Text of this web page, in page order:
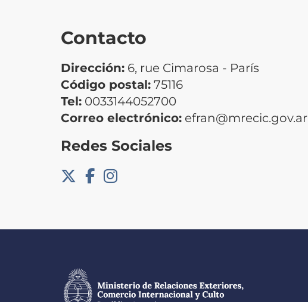
Contacto
Dirección: 6, rue Cimarosa - París
Código postal: 75116
Tel: 0033144052700
Correo electrónico: efran@mrecic.gov.ar
Redes Sociales